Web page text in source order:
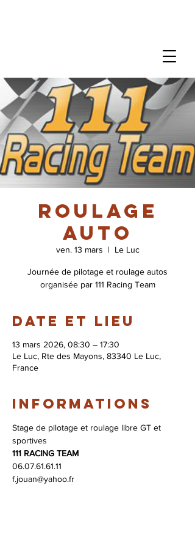
Roulage
auto
ven. 13 mars
  |
Le Luc
Journée de pilotage et roulage autos
organisée par 111 Racing Team
Date et lieu
13 mars 2026, 08:30 – 17:30
Le Luc, Rte des Mayons, 83340 Le Luc,
France
Informations
Stage de pilotage et roulage libre GT et
sportives
111 RACING TEAM
06.07.61.61.11
f.jouan@yahoo.fr